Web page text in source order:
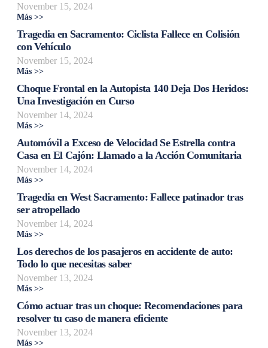
November 15, 2024
Más >>
Tragedia en Sacramento: Ciclista Fallece en Colisión
con Vehículo
November 15, 2024
Más >>
Choque Frontal en la Autopista 140 Deja Dos Heridos:
Una Investigación en Curso
November 14, 2024
Más >>
Automóvil a Exceso de Velocidad Se Estrella contra
Casa en El Cajón: Llamado a la Acción Comunitaria
November 14, 2024
Más >>
Tragedia en West Sacramento: Fallece patinador tras
ser atropellado
November 14, 2024
Más >>
Los derechos de los pasajeros en accidente de auto:
Todo lo que necesitas saber
November 13, 2024
Más >>
Cómo actuar tras un choque: Recomendaciones para
resolver tu caso de manera eficiente
November 13, 2024
Más >>